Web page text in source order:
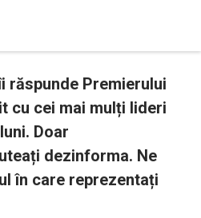
răspunde Premierului
cu cei mai mulți lideri
Doar
dezinforma. Ne
în care reprezentați